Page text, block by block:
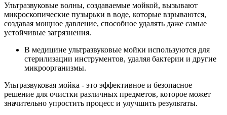
Ультразвуковые волны, создаваемые мойкой, вызывают
микроскопические пузырьки в воде, которые взрываются,
создавая мощное давление, способное удалять даже самые
устойчивые загрязнения.
В медицине ультразвуковые мойки используются для
стерилизации инструментов, удаляя бактерии и другие
микроорганизмы.
Ультразвуковая мойка - это эффективное и безопасное
решение для очистки различных предметов, которое может
значительно упростить процесс и улучшить результаты.